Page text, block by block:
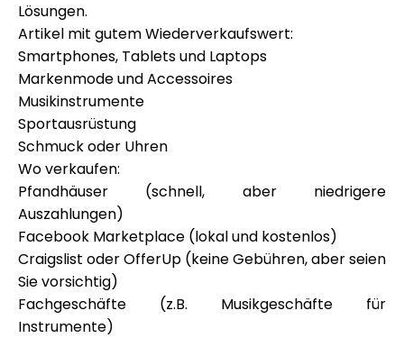
Lösungen.
Artikel mit gutem Wiederverkaufswert:
Smartphones, Tablets und Laptops
Markenmode und Accessoires
Musikinstrumente
Sportausrüstung
Schmuck oder Uhren
Wo verkaufen:
Pfandhäuser (schnell, aber niedrigere
Auszahlungen)
Facebook Marketplace (lokal und kostenlos)
Craigslist oder OfferUp (keine Gebühren, aber seien
Sie vorsichtig)
Fachgeschäfte (z.B. Musikgeschäfte für
Instrumente)